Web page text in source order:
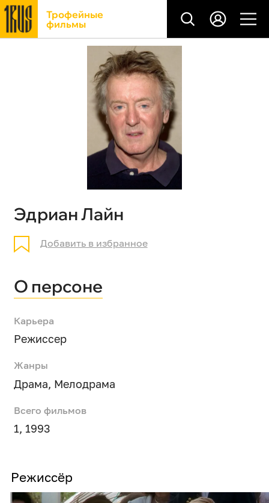
Трофейные
фильмы
Эдриан Лайн
Добавить в избранное
О персоне
Карьера
Режиссер
Жанры
Драма, Мелодрама
Всего фильмов
1, 1993
Режиссёр